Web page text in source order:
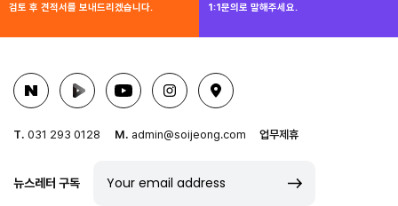
검토 후 견적서를 보내드리겠습니다.
1:1문의로 말해주세요.
T. 031 293 0128 M. admin@soijeong.com 업무제휴
뉴스레터 구독